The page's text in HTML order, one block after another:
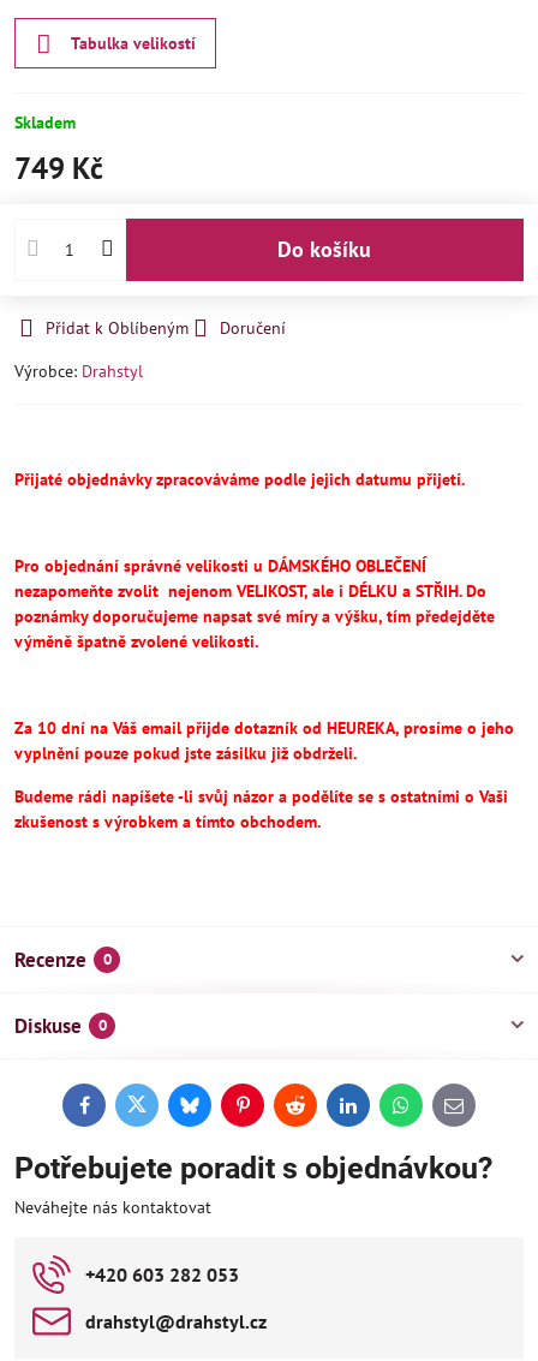
Tabulka velikostí
Skladem
749 Kč
Do košíku
Přidat k Oblíbeným
Doručení
Výrobce: Drahstyl
Přijaté objednávky zpracováváme podle jejich datumu přijetí.
Pro objednání správné velikosti u DÁMSKÉHO OBLEČENÍ
nezapomeňte zvolit nejenom VELIKOST, ale i DÉLKU a STŘIH.Do
poznámky doporučujeme napsat své míry a výšku, tím předejděte
výměně špatně zvolené velikosti.
Za 10 dní na Váš email přijde dotazník od HEUREKA, prosíme o jeho
vyplnění pouze pokud jste zásilku již obdrželi.
Budeme rádi napíšete -li svůj názor a podělíte se s ostatními o Vaši
zkušenost s výrobkem a tímto obchodem.
Recenze 0
Diskuse 0
FacebookTwitterBlueskyPinterestReddit LinkedInWhatsApp
E-
mail
Potřebujete poradit s objednávkou?
Neváhejte nás kontaktovat
+420 603 282 053
drahstyl​@drahstyl​.cz